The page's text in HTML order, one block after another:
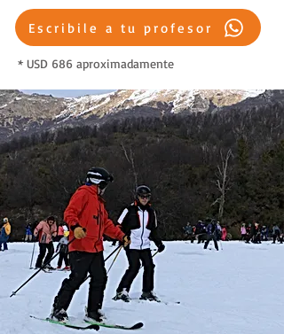
Escribile a tu profesor
* USD 686 aproximadamente